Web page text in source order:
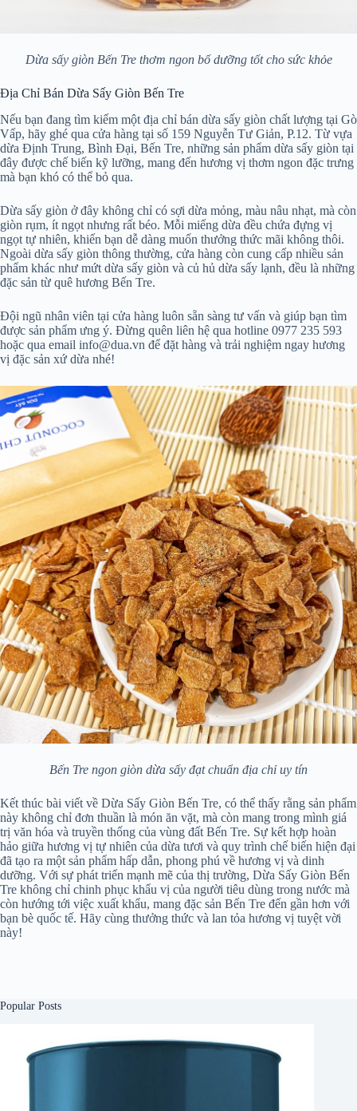
Dừa sấy giòn Bến Tre thơm ngon bổ dưỡng tốt cho sức khỏe
Địa Chỉ Bán Dừa Sấy Giòn Bến Tre
Nếu bạn đang tìm kiếm một địa chỉ bán dừa sấy giòn chất lượng tại Gò
Vấp, hãy ghé qua cửa hàng tại số 159 Nguyễn Tư Giản, P.12. Từ vựa
dừa Định Trung, Bình Đại, Bến Tre, những sản phẩm dừa sấy giòn tại
đây được chế biến kỹ lưỡng, mang đến hương vị thơm ngon đặc trưng
mà bạn khó có thể bỏ qua.
Dừa sấy giòn ở đây không chỉ có sợi dừa mỏng, màu nâu nhạt, mà còn
giòn rụm, ít ngọt nhưng rất béo. Mỗi miếng dừa đều chứa đựng vị
ngọt tự nhiên, khiến bạn dễ dàng muốn thưởng thức mãi không thôi.
Ngoài dừa sấy giòn thông thường, cửa hàng còn cung cấp nhiều sản
phẩm khác như mứt dừa sấy giòn và củ hủ dừa sấy lạnh, đều là những
đặc sản từ quê hương Bến Tre.
Đội ngũ nhân viên tại cửa hàng luôn sẵn sàng tư vấn và giúp bạn tìm
được sản phẩm ưng ý. Đừng quên liên hệ qua hotline 0977 235 593
hoặc qua email info@dua.vn để đặt hàng và trải nghiệm ngay hương
vị đặc sản xứ dừa nhé!
Bến Tre ngon giòn dừa sấy đạt chuẩn địa chỉ uy tín
Kết thúc bài viết về Dừa Sấy Giòn Bến Tre, có thể thấy rằng sản phẩm
này không chỉ đơn thuần là món ăn vặt, mà còn mang trong mình giá
trị văn hóa và truyền thống của vùng đất Bến Tre. Sự kết hợp hoàn
hảo giữa hương vị tự nhiên của dừa tươi và quy trình chế biến hiện đại
đã tạo ra một sản phẩm hấp dẫn, phong phú về hương vị và dinh
dưỡng. Với sự phát triển mạnh mẽ của thị trường, Dừa Sấy Giòn Bến
Tre không chỉ chinh phục khẩu vị của người tiêu dùng trong nước mà
còn hướng tới việc xuất khẩu, mang đặc sản Bến Tre đến gần hơn với
bạn bè quốc tế. Hãy cùng thưởng thức và lan tỏa hương vị tuyệt vời
này!
Popular Posts